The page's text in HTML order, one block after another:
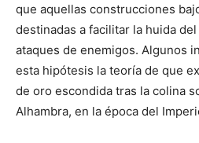
que aquellas construcciones
destinadas a facilitar la huida
ataques de enemigos. Algunos
esta hipótesis la teoría de que
de oro escondida tras la colina
Alhambra, en la época del